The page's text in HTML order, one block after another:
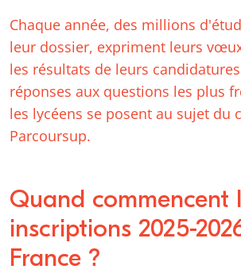
Chaque année, des millions
leur dossier, expriment leurs
les résultats de leurs
réponses aux questions les plus
les lycéens se posent au sujet du
Parcoursup.
Quand commencent
inscriptions 2025-
France ?